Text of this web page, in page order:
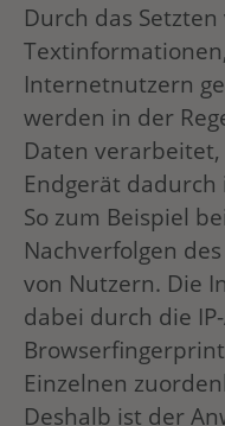
Durch das
Internetnutzern
werden in der
Daten
Endgerät
So zum Beispiel
Nachverfolgen
von Nutzern. Die
dabei durch die
Einzelnen
Deshalb ist der